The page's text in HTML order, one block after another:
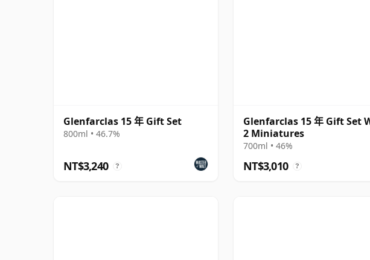
Glenfarclas 15 年 Gift Set
800ml • 46.7%
NT$3,240 ?
Glenfarclas 15 年 Gift Set
2 Miniatures
700ml • 46%
NT$3,010 ?